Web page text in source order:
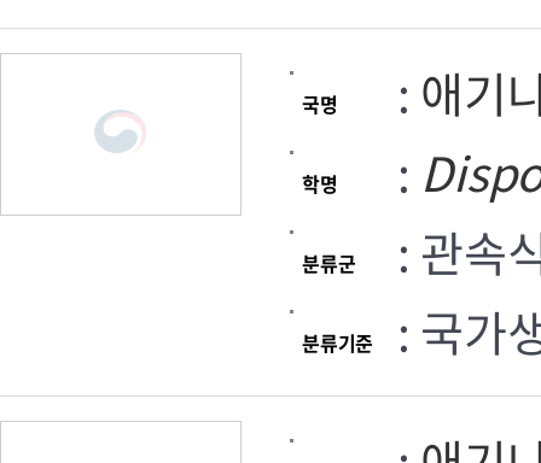
국명 : 애기
학명 :
분류군 : 관속
분류기준 : 국가